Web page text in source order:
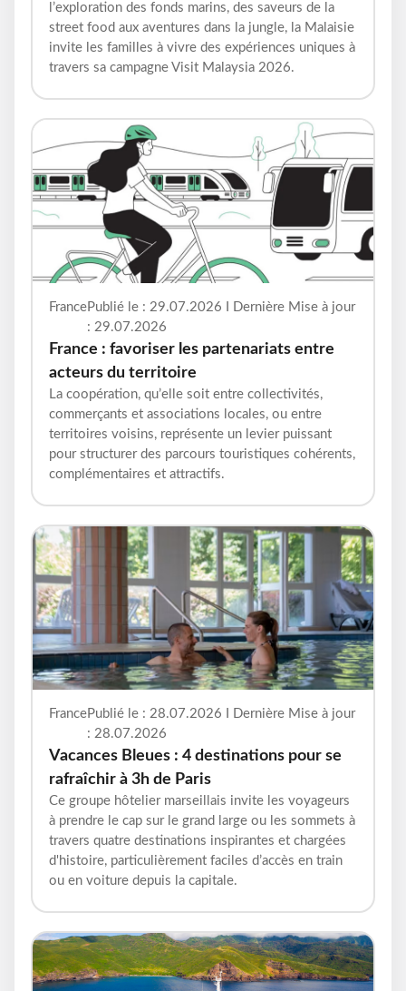
l’exploration des fonds marins, des saveurs de la
street food aux aventures dans la jungle, la Malaisie
invite les familles à vivre des expériences uniques à
travers sa campagne Visit Malaysia 2026.
FrancePublié le : 29.07.2026 I Dernière Mise à jour
: 29.07.2026
France : favoriser les partenariats entre
acteurs du territoire
La coopération, qu’elle soit entre collectivités,
commerçants et associations locales, ou entre
territoires voisins, représente un levier puissant
pour structurer des parcours touristiques cohérents,
complémentaires et attractifs.
FrancePublié le : 28.07.2026 I Dernière Mise à jour
: 28.07.2026
Vacances Bleues : 4 destinations pour se
rafraîchir à 3h de Paris
Ce groupe hôtelier marseillais invite les voyageurs
à prendre le cap sur le grand large ou les sommets à
travers quatre destinations inspirantes et chargées
d'histoire, particulièrement faciles d’accès en train
ou en voiture depuis la capitale.